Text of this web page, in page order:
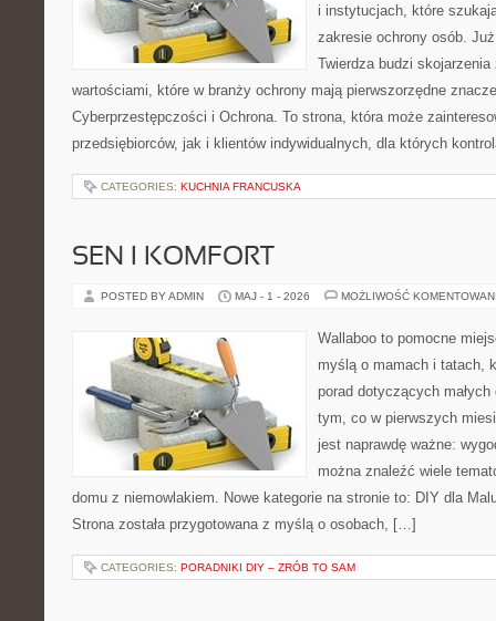
i instytucjach, które
zakresie ochrony osób.
Twierdza budzi
wartościami, które w branży ochrony mają pierwszorzędne
Cyberprzestępczości i Ochrona. To strona, która może
przedsiębiorców, jak i klientów indywidualnych, dla których
CATEGORIES: KUCHNIA FRANCUSKA
SEN I KOMFORT
POSTED BY ADMIN MAJ - 1 - 2026 MOŻLIWOŚĆ
Wallaboo to pomocne
myślą o mamach i tatach,
porad dotyczących
tym, co w pierwszych
jest naprawdę ważne:
można znaleźć wiele
domu z niemowlakiem. Nowe kategorie na stronie to: DIY dla
Strona została przygotowana z myślą o osobach, […]
CATEGORIES: PORADNIKI DIY – ZRÓB TO SAM